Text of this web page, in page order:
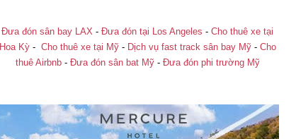
Đưa đón sân bay LAX - Đưa đón tại Los Angeles - Cho thuê xe tại
Hoa Kỳ- Cho thuê xe tại Mỹ- Dịch vụ fast track sân bay Mỹ- Cho
thuê Airbnb- Đưa đón sân bat Mỹ- Đưa đón phi trường Mỹ